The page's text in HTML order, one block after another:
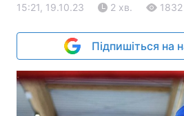
15:21, 19.10.23 2 хв. 1832
Підпишіться на